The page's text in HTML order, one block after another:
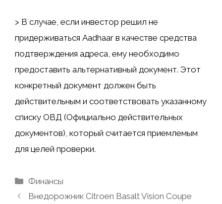
> В случае, если инвестор решил не
придерживаться Aadhaar в качестве средства
подтверждения адреса, ему необходимо
предоставить альтернативный документ. Этот
конкретный документ должен быть
действительным и соответствовать указанному
списку ОВД (Официально действительных
документов), который считается приемлемым
для целей проверки.
Рубрики
Финансы
Внедорожник Citroen Basalt Vision Coupe